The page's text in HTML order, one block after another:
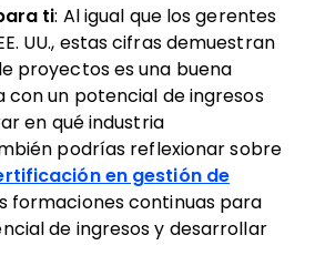
ti: Al igual que los gerentes
UU., estas cifras demuestran
proyectos es una buena
con un potencial de ingresos
en qué industria
podrías reflexionar sobre
en gestión de
formaciones continuas para
de ingresos y desarrollar